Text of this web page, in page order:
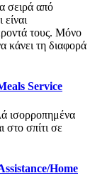
σειρά από
τους. Μόνο
κάνει τη διαφορά
Service
ισορροπημένα
στο σπίτι σε
Home